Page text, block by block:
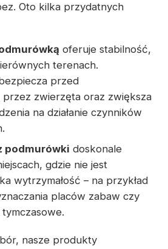
Oto kilka przydatnych
oferuje stabilność,
terenach.
przed
zwierzęta oraz zwiększa
na działanie czynników
podmurówki doskonale
gdzie nie jest
wytrzymałość – na przykład
placów zabaw czy
nasze produkty